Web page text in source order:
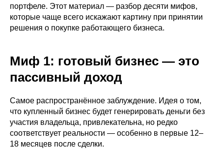
портфеле. Этот материал — разбор десяти мифов,
которые чаще всего искажают картину при принятии
решения о покупке работающего бизнеса.
Миф 1: готовый бизнес — это
пассивный доход
Самое распространённое заблуждение. Идея о том,
что купленный бизнес будет генерировать деньги без
участия владельца, привлекательна, но редко
соответствует реальности — особенно в первые 12–
18 месяцев после сделки.